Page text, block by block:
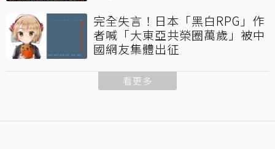
完全失言！日本「黑白RPG」作
者喊「大東亞共榮圈萬歲」被中
國網友集體出征
看更多